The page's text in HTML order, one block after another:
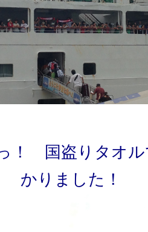
！ 国盗りタオ
かりました！